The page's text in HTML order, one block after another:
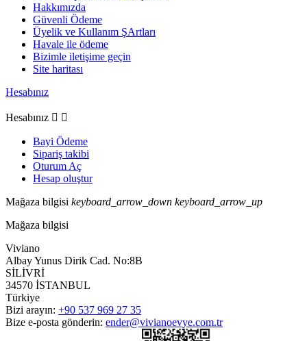
Hakkımızda
Güvenli Ödeme
Üyelik ve Kullanım ŞArtları
Havale ile ödeme
Bizimle iletişime geçin
Site haritası
Hesabınız
Hesabınız  
Bayi Ödeme
Sipariş takibi
Oturum Aç
Hesap oluştur
Mağaza bilgisi keyboard_arrow_down keyboard_arrow_up
Mağaza bilgisi
Viviano
Albay Yunus Dirik Cad. No:8B
SİLİVRİ
34570 İSTANBUL
Türkiye
Bizi arayın: +90 537 969 27 35
Bize e-posta gönderin: ender@vivianoevye.com.tr